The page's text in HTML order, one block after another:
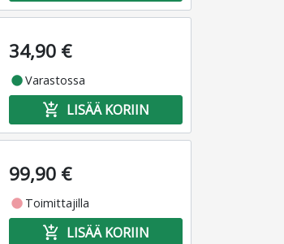
34,90 €
fiber_manual_recordVarastossa
add_shopping_cart LISÄÄ KORIIN
99,90 €
fiber_manual_record Toimittajilla
add_shopping_cart LISÄÄ KORIIN